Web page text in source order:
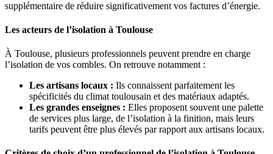
supplémentaire de réduire significativement vos factures d’énergie.
Les acteurs de l’isolation à Toulouse
À Toulouse, plusieurs professionnels peuvent prendre en charge
l’isolation de vos combles. On retrouve notamment :
Les artisans locaux : Ils connaissent parfaitement les
spécificités du climat toulousain et des matériaux adaptés.
Les grandes enseignes : Elles proposent souvent une palette
de services plus large, de l’isolation à la finition, mais leurs
tarifs peuvent être plus élevés par rapport aux artisans locaux.